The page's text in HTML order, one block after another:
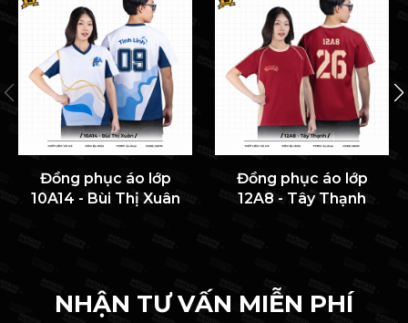
Đồng phục áo lớp
10A14 - Bùi Thị Xuân
Đồng phục áo lớp
12A8 - Tây Thạnh
NHẬN TƯ VẤN MIỄN PHÍ